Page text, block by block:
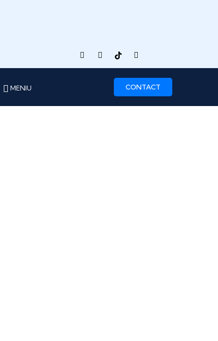
MENIU CONTACT